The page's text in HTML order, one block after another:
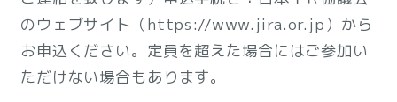
のウェブサイト（https://www.jira.or.jp）から
お申込ください。定員を超えた場合にはご参加い
ただけない場合もあります。